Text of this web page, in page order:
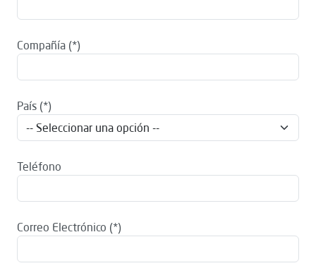
Compañía
País
Teléfono
Correo Electrónico